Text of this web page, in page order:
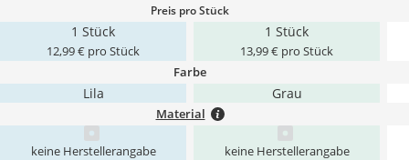
Preis pro Stück
1 Stück
12,99 € pro Stück
1 Stück
13,99 € pro Stück
Farbe
Lila Grau
Material
keine Herstellerangabe keine Herstellerangabe